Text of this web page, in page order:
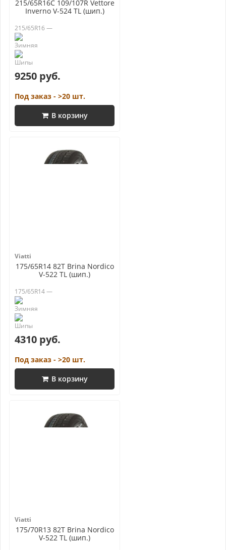
215/65R16C 109/107R Vettore
Inverno V-524 TL (шип.)
215/65R16 —
9250 руб.
Под заказ - >20 шт.
В корзину
Viatti
175/65R14 82T Brina Nordico
V-522 TL (шип.)
175/65R14 —
4310 руб.
Под заказ - >20 шт.
В корзину
Viatti
175/70R13 82T Brina Nordico
V-522 TL (шип.)